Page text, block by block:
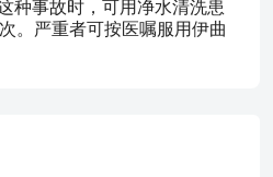
种事故时，可用净水清洗患
。严重者可按医嘱服用伊曲